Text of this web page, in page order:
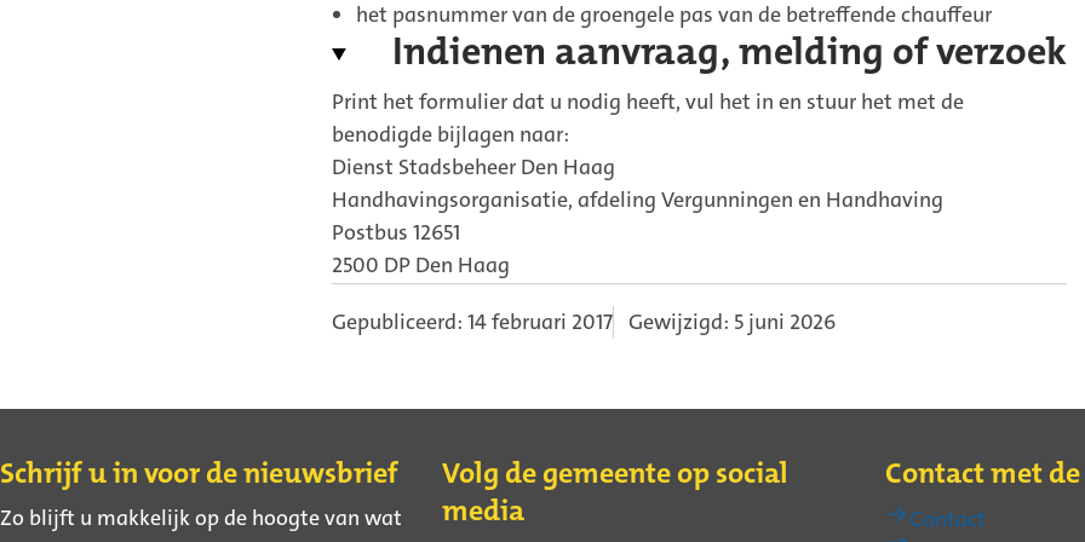
het pasnummer van de groengele pas van de betreffende chauffeur
Indienen aanvraag, melding of verzoek
Print het formulier dat u nodig heeft, vul het in en stuur het met de
benodigde bijlagen naar:
Dienst Stadsbeheer Den Haag
Handhavingsorganisatie, afdeling Vergunningen en Handhaving
Postbus 12651
2500 DP Den Haag
Gepubliceerd: 14 februari 2017 Gewijzigd: 5 juni 2026
Contact
Schrijf u in voor de nieuwsbrief
Zo blijft u makkelijk op de hoogte van wat
Volg de gemeente op social
media
Contact met
Contact